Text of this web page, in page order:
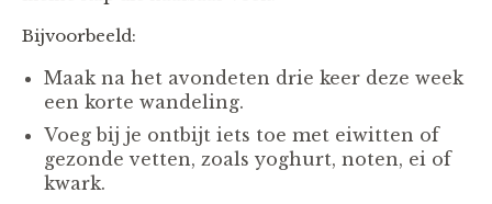
Bijvoorbeeld:
Maak na het avondeten drie keer deze week
een korte wandeling.
Voeg bij je ontbijt iets toe met eiwitten of
gezonde vetten, zoals yoghurt, noten, ei of
kwark.